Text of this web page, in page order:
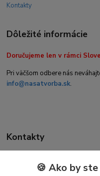
Kontakty
Dôležité informácie
Doručujeme len v rámci
Pri väčšom odbere nás
info@nasatvorba.sk.
Kontakty
🍪 Ako by